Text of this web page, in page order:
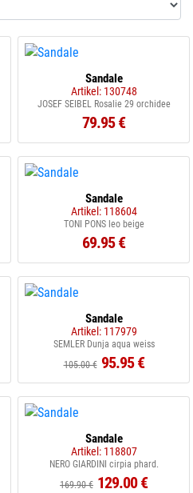
Sandale
Artikel: 130748
JOSEF SEIBEL Rosalie 29 orchidee
79.95 €
Sandale
Artikel: 118604
TONI PONS leo beige
69.95 €
Sandale
Artikel: 117979
SEMLER Dunja aqua weiss
105.00 € 95.95 €
Sandale
Artikel: 118807
NERO GIARDINI cirpia phard.
169.90 € 129.00 €